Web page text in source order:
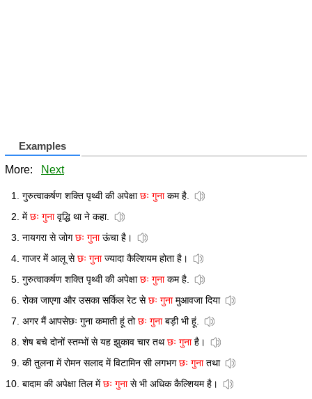
Examples
More: Next
गुरुत्वाकर्षण शक्ति पृथ्वी की अपेक्षाछः गुनाकम है.
मेंछः गुनावृद्धि था ने कहा.
नायगरा से जोगछः गुनाऊंचा है।
गाजर में आलू सेछः गुनाज्यादा कैल्शियम होता है।
गुरुत्वाकर्षण शक्ति पृथ्वी की अपेक्षाछः गुनाकम है.
रोका जाएगा और उसका सर्किल रेट सेछः गुनामुआवजा दिया
अगर मैं आपसेछः गुना कमाती हूं तोछः गुनाबड़ी भी हूं.
शेष बचे दोनों स्तम्भों से यह झुकाव चार तथछः गुनाहै।
की तुलना में रोमन सलाद में विटामिन सी लगभगछः गुनातथा
बादाम की अपेक्षा तिल मेंछः गुनासे भी अधिक कैल्शियम है।